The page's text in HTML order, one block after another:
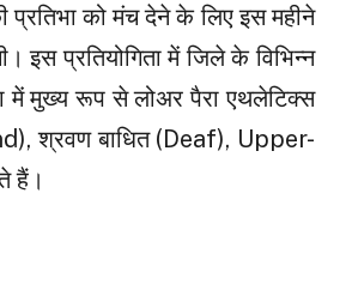
प्रतिभा को मंच देने के लिए इस महीने
इस प्रतियोगिता में जिले के विभिन्न
में मुख्य रूप से लोअर पैरा एथलेटिक्स
श्रवण बाधित (Deaf), Upper-
हैं।